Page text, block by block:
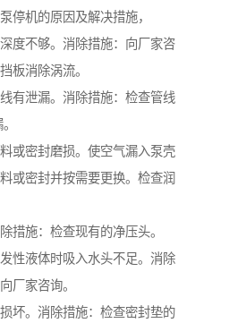
停机的原因及解决措施，
不够。消除措施：向厂家咨
板消除涡流。
泄漏。消除措施：检查管线
密封磨损。使空气漏入泵壳
或密封并按需要更换。检查润
施：检查现有的净压头。
液体时吸入水头不足。消除
厂家咨询。
。消除措施：检查密封垫的